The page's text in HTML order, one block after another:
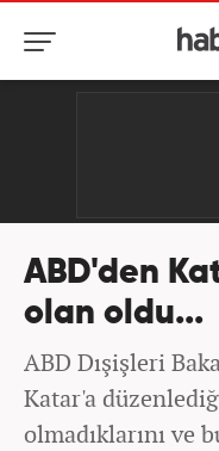
ABD'den
olan oldu...
ABD Dışişleri
Katar'a
olmadıklarını ve